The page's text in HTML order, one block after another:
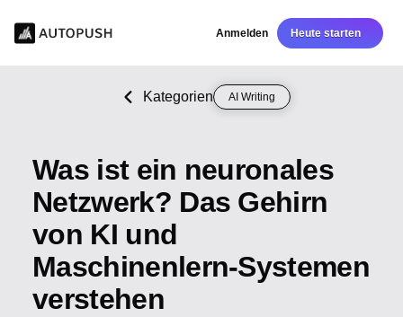
Anmelden Heute starten
Kategorien AI Writing
Was ist ein neuronales
Netzwerk? Das Gehirn
von KI und
Maschinenlern-Systemen
verstehen